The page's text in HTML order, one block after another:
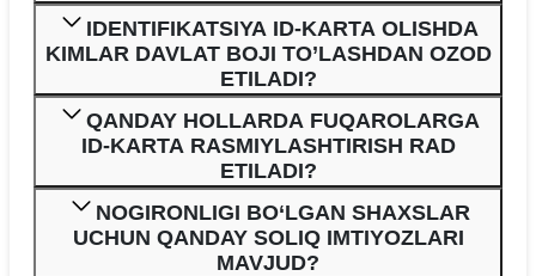
IDENTIFIKATSIYA ID-KARTA OLISHDA
KIMLAR DAVLAT BOJI TO’LASHDAN OZOD
ETILADI?
QANDAY HOLLARDA FUQAROLARGA
ID-KARTA RASMIYLASHTIRISH RAD
ETILADI?
NOGIRONLIGI BO‘LGAN SHAXSLAR
UCHUN QANDAY SOLIQ IMTIYOZLARI
MAVJUD?